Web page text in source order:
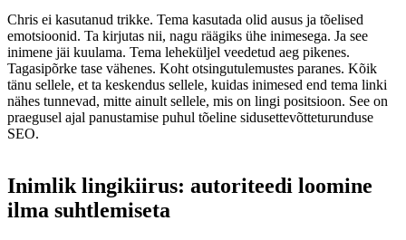
Chris ei kasutanud trikke. Tema kasutada olid ausus ja tõelised
emotsioonid. Ta kirjutas nii, nagu räägiks ühe inimesega. Ja see
inimene jäi kuulama. Tema leheküljel veedetud aeg pikenes.
Tagasipõrke tase vähenes. Koht otsingutulemustes paranes. Kõik
tänu sellele, et ta keskendus sellele, kuidas inimesed end tema linki
nähes tunnevad, mitte ainult sellele, mis on lingi positsioon. See on
praegusel ajal panustamise puhul tõeline sidusettevõtteturunduse
SEO.
Inimlik lingikiirus: autoriteedi loomine
ilma suhtlemiseta